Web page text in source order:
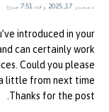
دسمبر 17, 2025 وقت 7:51 صبح
introduced in your
can certainly work.
Could you please
little from next time?
Thanks for the post.